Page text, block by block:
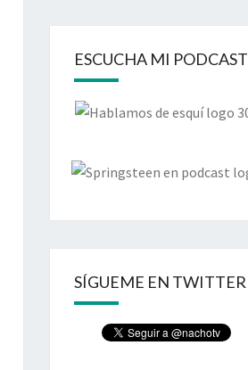
ESCUCHA MI PODCAST
SÍGUEME EN TWITTER